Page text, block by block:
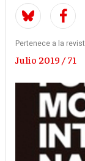
Pertenece a la
Julio 2019 / 71